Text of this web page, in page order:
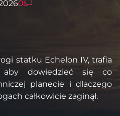
0
statku Echelon IV, trafia
aby dowiedzieć się co
planecie i dlaczego
całkowicie zaginął.